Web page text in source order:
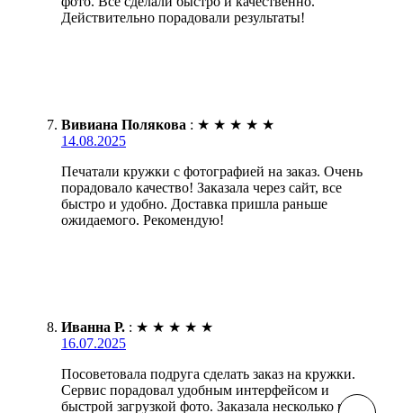
Действительно порадовали результаты!
Вивиана Полякова : ★ ★ ★ ★ ★
14.08.2025
Печатали кружки с фотографией на заказ. Очень
порадовало качество! Заказала через сайт, все
быстро и удобно. Доставка пришла раньше
ожидаемого. Рекомендую!
Иванна Р. : ★ ★ ★ ★ ★
16.07.2025
Посоветовала подруга сделать заказ на кружки.
Сервис порадовал удобным интерфейсом и
быстрой загрузкой фото. Заказала несколько штук